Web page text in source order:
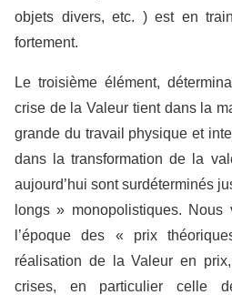
objets divers, etc. ) est en
fortement.
Le troisième élément,
crise de la Valeur tient dans la
grande du travail physique et
dans la transformation de la
aujourd’hui sont surdéterminés
longs » monopolistiques.
l’époque des « prix
réalisation de la Valeur en
crises, en particulier celle